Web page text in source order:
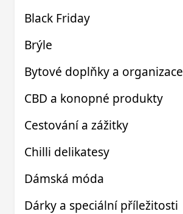
Black Friday
Brýle
Bytové doplňky a organizace
CBD a konopné produkty
Cestování a zážitky
Chilli delikatesy
Dámská móda
Dárky a speciální příležitosti